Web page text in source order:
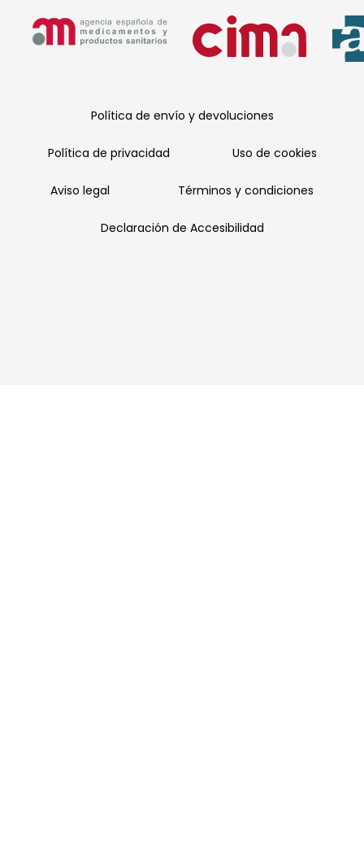
Política de envío y devoluciones
Política de privacidad Uso de cookies
Aviso legal Términos y condiciones
Declaración de Accesibilidad